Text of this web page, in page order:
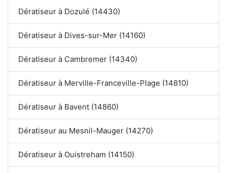
Dératiseur à Dozulé (14430)
Dératiseur à Dives-sur-Mer (14160)
Dératiseur à Cambremer (14340)
Dératiseur à Merville-Franceville-Plage (14810)
Dératiseur à Bavent (14860)
Dératiseur au Mesnil-Mauger (14270)
Dératiseur à Ouistreham (14150)